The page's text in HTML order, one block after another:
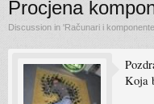
Procjena
Discussion in 'Računari i komponente
Koja